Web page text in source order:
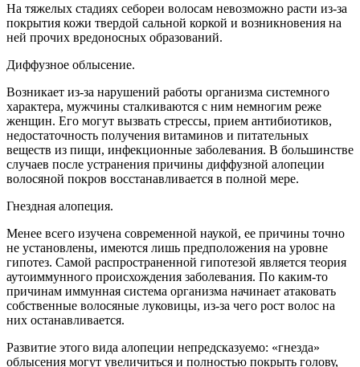
На тяжелых стадиях себореи волосам невозможно расти из-за
покрытия кожи твердой сальной коркой и возникновения на
ней прочих вредоносных образований.
Диффузное облысение.
Возникает из-за нарушений работы организма системного
характера, мужчины сталкиваются с ним немногим реже
женщин. Его могут вызвать стрессы, прием антибиотиков,
недостаточность получения витаминов и питательных
веществ из пищи, инфекционные заболевания. В большинстве
случаев после устранения причины диффузной алопеции
волосяной покров восстанавливается в полной мере.
Гнездная алопеция.
Менее всего изучена современной наукой, ее причины точно
не установлены, имеются лишь предположения на уровне
гипотез. Самой распространенной гипотезой является теория
аутоиммунного происхождения заболевания. По каким-то
причинам иммунная система организма начинает атаковать
собственные волосяные луковицы, из-за чего рост волос на
них останавливается.
Развитие этого вида алопеции непредсказуемо: «гнезда»
облысения могут увеличиться и полностью покрыть голову,